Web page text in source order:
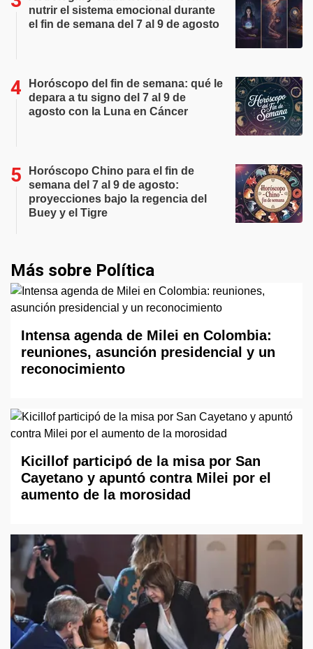
nutrir el sistema emocional durante
el fin de semana del 7 al 9 de agosto
Horóscopo del fin de semana: qué le
depara a tu signo del 7 al 9 de
agosto con la Luna en Cáncer
Horóscopo Chino para el fin de
semana del 7 al 9 de agosto:
proyecciones bajo la regencia del
Buey y el Tigre
Más sobre Política
Intensa agenda de Milei en Colombia:
reuniones, asunción presidencial y un
reconocimiento
Kicillof participó de la misa por San
Cayetano y apuntó contra Milei por el
aumento de la morosidad